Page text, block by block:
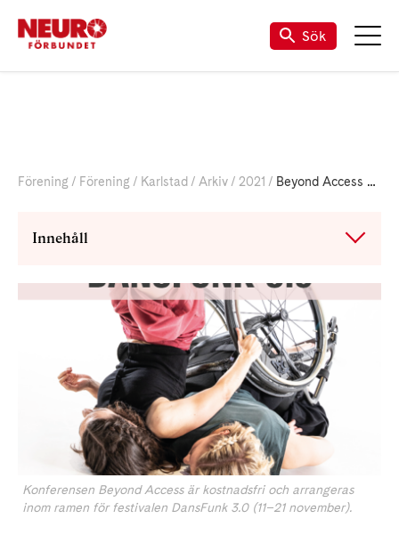
Till vår Facebook-sida
Sök
Förening Förening Karlstad Arkiv 2021 Beyond Access 211118
Innehåll
Konferensen Beyond Access är kostnadsfri och arrangeras
inom ramen för festivalen DansFunk 3.0 (11–21 november).